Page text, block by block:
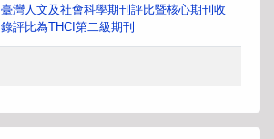
臺灣人文及社會科學期刊評比暨核心期刊收
錄評比為THCI第二級期刊